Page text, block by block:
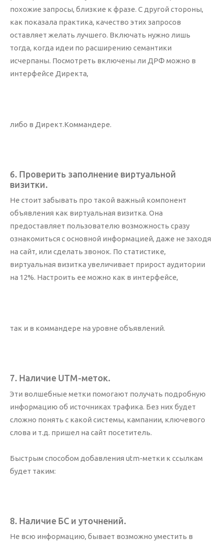
похожие запросы, близкие к фразе. С другой стороны,
как показала практика, качество этих запросов
оставляет желать лучшего. Включать нужно лишь
тогда, когда идеи по расширению семантики
исчерпаны. Посмотреть включены ли ДРФ можно в
интерфейсе Директа,
либо в Директ.Коммандере.
6. Проверить заполнение виртуальной
визитки.
Не стоит забывать про такой важный компонент
объявления как виртуальная визитка. Она
предоставляет пользователю возможность сразу
ознакомиться с основной информацией, даже не заходя
на сайт, или сделать звонок. По статистике,
виртуальная визитка увеличивает прирост аудитории
на 12%. Настроить ее можно как в интерфейсе,
так и в коммандере на уровне объявлений.
7. Наличие UTM-меток.
Эти волшебные метки помогают получать подробную
информацию об источниках трафика. Без них будет
сложно понять с какой системы, кампании, ключевого
слова и т.д. пришел на сайт посетитель.
Быстрым способом добавления utm-метки к ссылкам
будет таким:
8. Наличие БС и уточнений.
Не всю информацию, бывает возможно уместить в